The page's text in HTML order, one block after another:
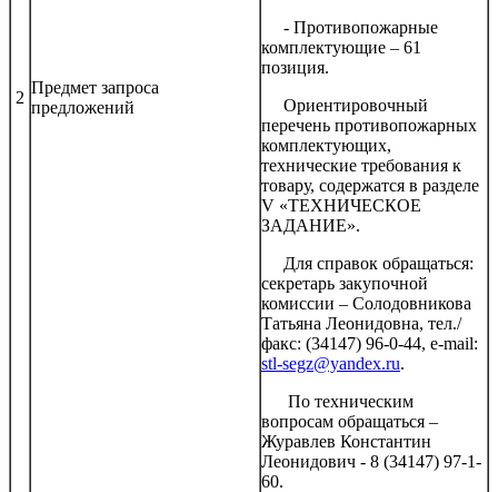
2
Предмет запроса
предложений
- Противопожарные
комплектующие – 61
позиция.
Ориентировочный
перечень противопожарных
комплектующих,
технические требования к
товару, содержатся в разделе
V «ТЕХНИЧЕСКОЕ
ЗАДАНИЕ».
Для справок обращаться:
секретарь закупочной
комиссии – Солодовникова
Татьяна Леонидовна, тел./
факс: (34147) 96-0-44, e-mail:
stl-segz@yandex.ru.
По техническим
вопросам обращаться –
Журавлев Константин
Леонидович - 8 (34147) 97-1-
60.